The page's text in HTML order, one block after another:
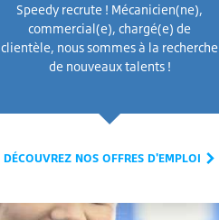
Speedy recrute ! Mécanicien(ne),
commercial(e), chargé(e) de
clientèle, nous sommes à la recherche
de nouveaux talents !
DÉCOUVREZ NOS OFFRES D'EMPLOI